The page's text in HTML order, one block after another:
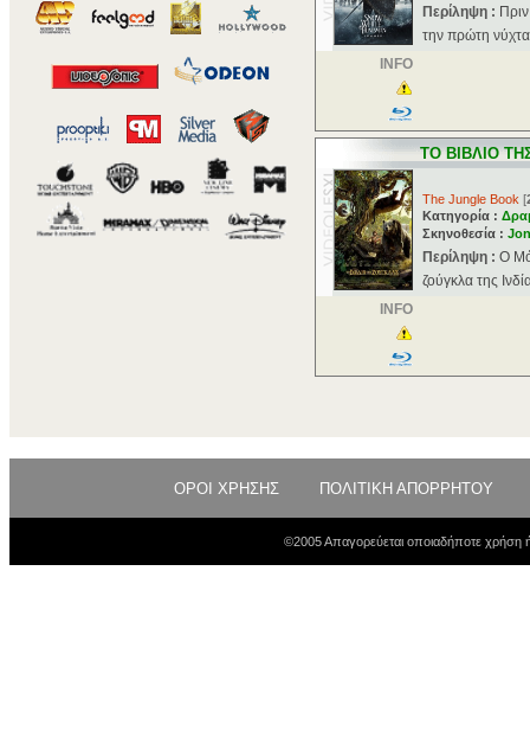
Περίληψη :
την πρώτη
INFO
ΤΟ ΒΙΒΛΙΟ
The Jungle Book [
Κατηγορία :
Σκηνοθεσία :
Περίληψη : Ο
ζούγκλα της
INFO
ΟΡΟΙ ΧΡΗΣΗΣ ΠΟΛΙΤΙΚΗ ΑΠΟΡΡΗΤΟΥ
©2005 Απαγορεύεται οποιαδήποτε χρήση